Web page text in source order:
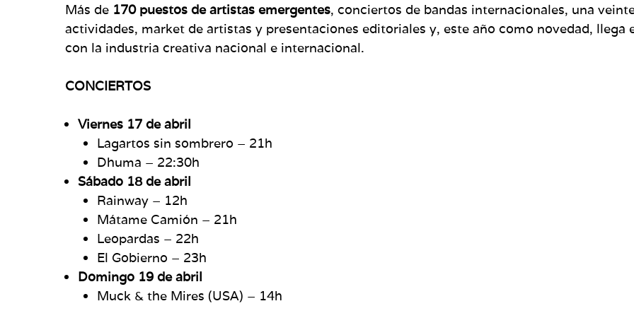
Más de 170 puestos de artistas emergentes, conciertos de bandas internacionales, una
actividades, market de artistas y presentaciones editoriales y, este año como novedad, llega
con la industria creativa nacional e internacional.
CONCIERTOS
Viernes 17 de abril
Lagartos sin sombrero – 21h
Dhuma – 22:30h
Sábado 18 de abril
Rainway – 12h
Mátame Camión – 21h
Leopardas – 22h
El Gobierno – 23h
Domingo 19 de abril
Muck & the Mires (USA) – 14h